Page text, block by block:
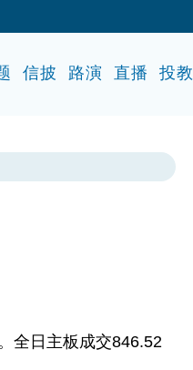
信披 路演 直播 投教
全日主板成交846.52